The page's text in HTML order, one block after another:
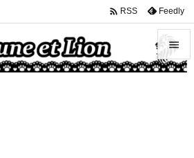


 RSS Feedly